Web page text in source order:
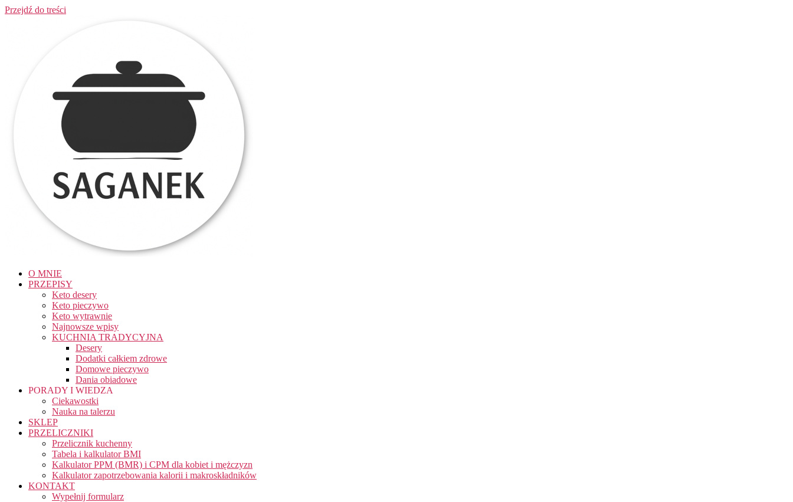
Przejdź do treści
O MNIE
PRZEPISY
Keto desery
Keto pieczywo
Keto wytrawnie
Najnowsze wpisy
KUCHNIA TRADYCYJNA
Desery
Dodatki całkiem zdrowe
Domowe pieczywo
Dania obiadowe
PORADY I WIEDZA
Ciekawostki
Nauka na talerzu
SKLEP
PRZELICZNIKI
Przelicznik kuchenny
Tabela i kalkulator BMI
Kalkulator PPM (BMR) i CPM dla kobiet i mężczyzn
Kalkulator zapotrzebowania kalorii i makroskładników
KONTAKT
Wypełnij formularz